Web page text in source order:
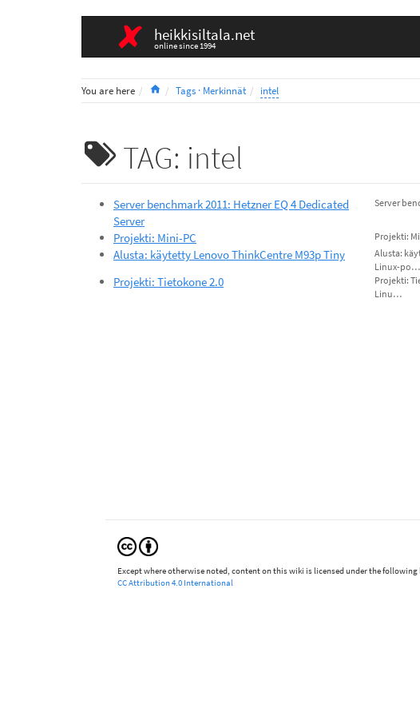
heikkisiltala.net
online since 1994
You are here HomeTags · Merkinnät intel
TAG: intel
Server benchmark 2011: Hetzner EQ 4 Dedicated
Server
Server
Projekti: Mini-PC Projekti:
Alusta: käytetty Lenovo ThinkCentre M93p Tiny
Alusta:
Linux-po…
Projekti: Tietokone 2.0
Projekti:
Linu…
Except where otherwise noted, content on this wiki is licensed under the following
CC Attribution 4.0 International